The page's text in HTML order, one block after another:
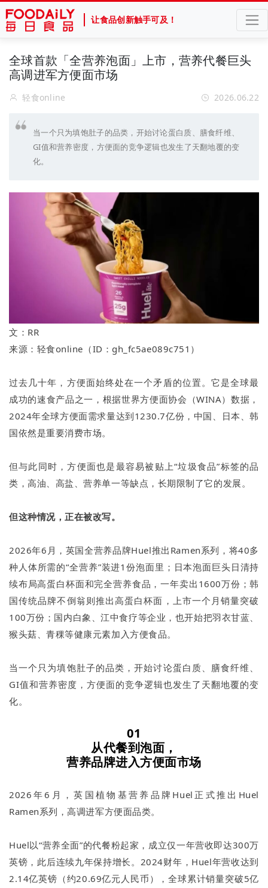
让食品创新触手可及！
全球首款「全营养泡面」上市，营养代餐巨头
高调进军方便面市场
轻食online 2026.06.22
当一个只为填饱肚子的品类，开始讨论蛋白质、膳食纤维、
GI值和营养密度，方便面的竞争逻辑也发生了天翻地覆的变
化。
文：RR
来源：轻食online（ID：gh_fc5ae089c751）
过去几十年，方便面始终处在一个矛盾的位置。它是全球最
成功的速食产品之一，根据世界方便面协会（WINA）数据，
2024年全球方便面需求量达到1230.7亿份，中国、日本、韩
国依然是重要消费市场。
但与此同时，方便面也是最容易被贴上“垃圾食品”标签的品
类，高油、高盐、营养单一等缺点，长期限制了它的发展。
但这种情况，正在被改写。
2026年6月，英国全营养品牌Huel推出Ramen系列，将40多
种人体所需的“全营养”装进1份泡面里；日本泡面巨头日清持
续布局高蛋白杯面和完全营养食品，一年卖出1600万份；韩
国传统品牌不倒翁则推出高蛋白杯面，上市一个月销量突破
100万份；国内白象、江中食疗等企业，也开始把羽衣甘蓝、
猴头菇、青稞等健康元素加入方便食品。
当一个只为填饱肚子的品类，开始讨论蛋白质、膳食纤维、
GI值和营养密度，方便面的竞争逻辑也发生了天翻地覆的变
化。
01
从代餐到泡面，
营养品牌进入方便面市场
2026年6月，英国植物基营养品牌Huel正式推出Huel
Ramen系列，高调进军方便面品类。
Huel以“营养全面”的代餐粉起家，成立仅一年营收即达300万
英镑，此后连续九年保持增长。2024财年，Huel年营收达到
2.14亿英镑（约20.69亿元人民币），全球累计销量突破5亿